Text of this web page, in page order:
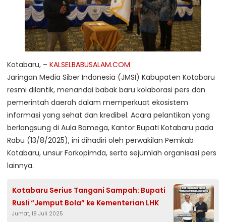
Kotabaru, – KALSELBABUSALAM.COM
Jaringan Media Siber Indonesia (JMSI) Kabupaten Kotabaru
resmi dilantik, menandai babak baru kolaborasi pers dan
pemerintah daerah dalam memperkuat ekosistem
informasi yang sehat dan kredibel. Acara pelantikan yang
berlangsung di Aula Bamega, Kantor Bupati Kotabaru pada
Rabu (13/8/2025), ini dihadiri oleh perwakilan Pemkab
Kotabaru, unsur Forkopimda, serta sejumlah organisasi pers
lainnya.
Kotabaru Serius Tangani Sampah: Bupati
Rusli “Jemput Bola” ke Kementerian LHK
Jumat, 18 Juli 2025